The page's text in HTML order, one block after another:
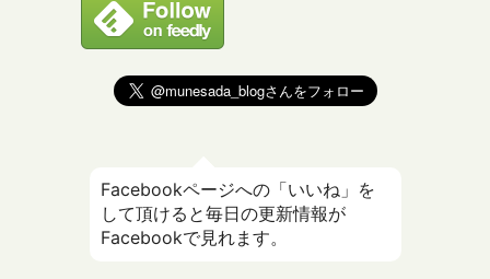
Facebookページへの「いいね」を
して頂けると毎日の更新情報が
Facebookで見れます。